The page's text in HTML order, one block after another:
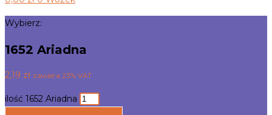
Wybierz:
1652 Ariadna
2,19 zł zawiera 23% VAT
ilość 1652 Ariadna